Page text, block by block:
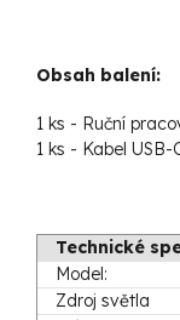
Obsah balení:
1 ks - Ruční
1 ks - Kabel USB-
Technické
Model:
Zdroj světla